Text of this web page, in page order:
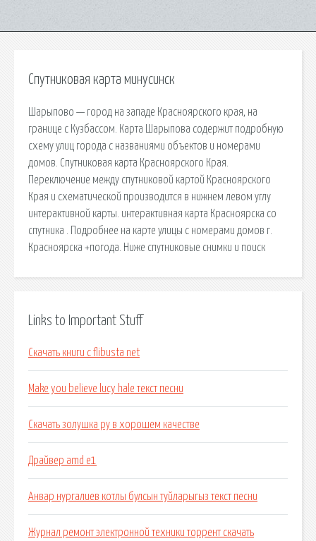
Спутниковая карта минусинск
Шарыпово — город на западе Красноярского края, на
границе с Кузбассом. Карта Шарыпова содержит подробную
схему улиц города с названиями объектов и номерами
домов. Спутниковая карта Красноярского Края.
Переключение между спутниковой картой Красноярского
Края и схематической производится в нижнем левом углу
интерактивной карты. интерактивная карта Красноярска со
спутника . Подробнее на карте улицы с номерами домов г.
Красноярска +погода. Ниже спутниковые снимки и поиск
Links to Important Stuff
Скачать книги с flibusta net
Make you believe lucy hale текст песни
Скачать золушка ру в хорошем качестве
Драйвер amd e1
Анвар нургалиев котлы булсын туйларыгыз текст песни
Журнал ремонт электронной техники торрент скачать